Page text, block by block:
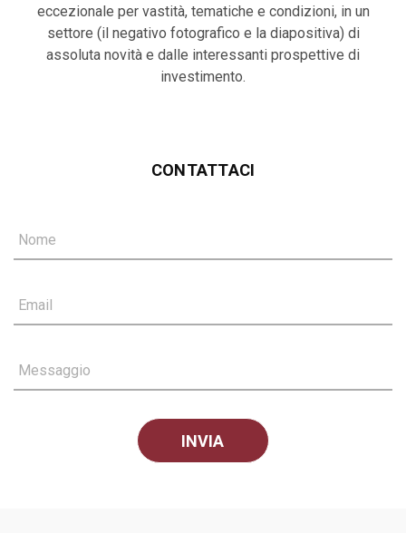
eccezionale per vastità, tematiche e condizioni, in un
settore (il negativo fotografico e la diapositiva) di
assoluta novità e dalle interessanti prospettive di
investimento.
CONTATTACI
Nome
Email
Messaggio